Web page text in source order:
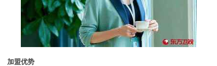
加盟优势